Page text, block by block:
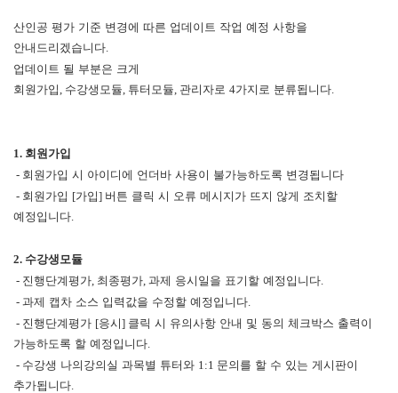
산인공 평가 기준 변경에 따른 업데이트 작업 예정 사항을
안내드리겠습니다
업데이트 될 부분은 크게
회원가입 수강생모듈 튜터모듈 관리자로 4가지로 분류됩니다
1. 회원가입
- 회원가입 시 아이디에 언더바 사용이 불가능하도록 변경됩니다
- 회원가입 [가입] 버튼 클릭 시 오류 메시지가 뜨지 않게 조치할
예정입니다
2. 수강생모듈
- 진행단계평가 최종평가 과제 응시일을 표기할 예정입니다
- 과제 캡차 소스 입력값을 수정할 예정입니다
- 진행단계평가 [응시] 클릭 시 유의사항 안내 및 동의 체크박스 출력이
가능하도록 할 예정입니다
- 수강생 나의강의실 과목별 튜터와 1:1 문의를 할 수 있는 게시판이
추가됩니다